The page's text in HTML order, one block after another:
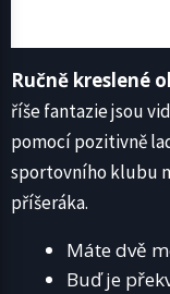
Ručně kreslené
říše fantazie jsou
pomocí pozitivně
sportovního klubu
příšeráka.
Máte dvě
Buď je